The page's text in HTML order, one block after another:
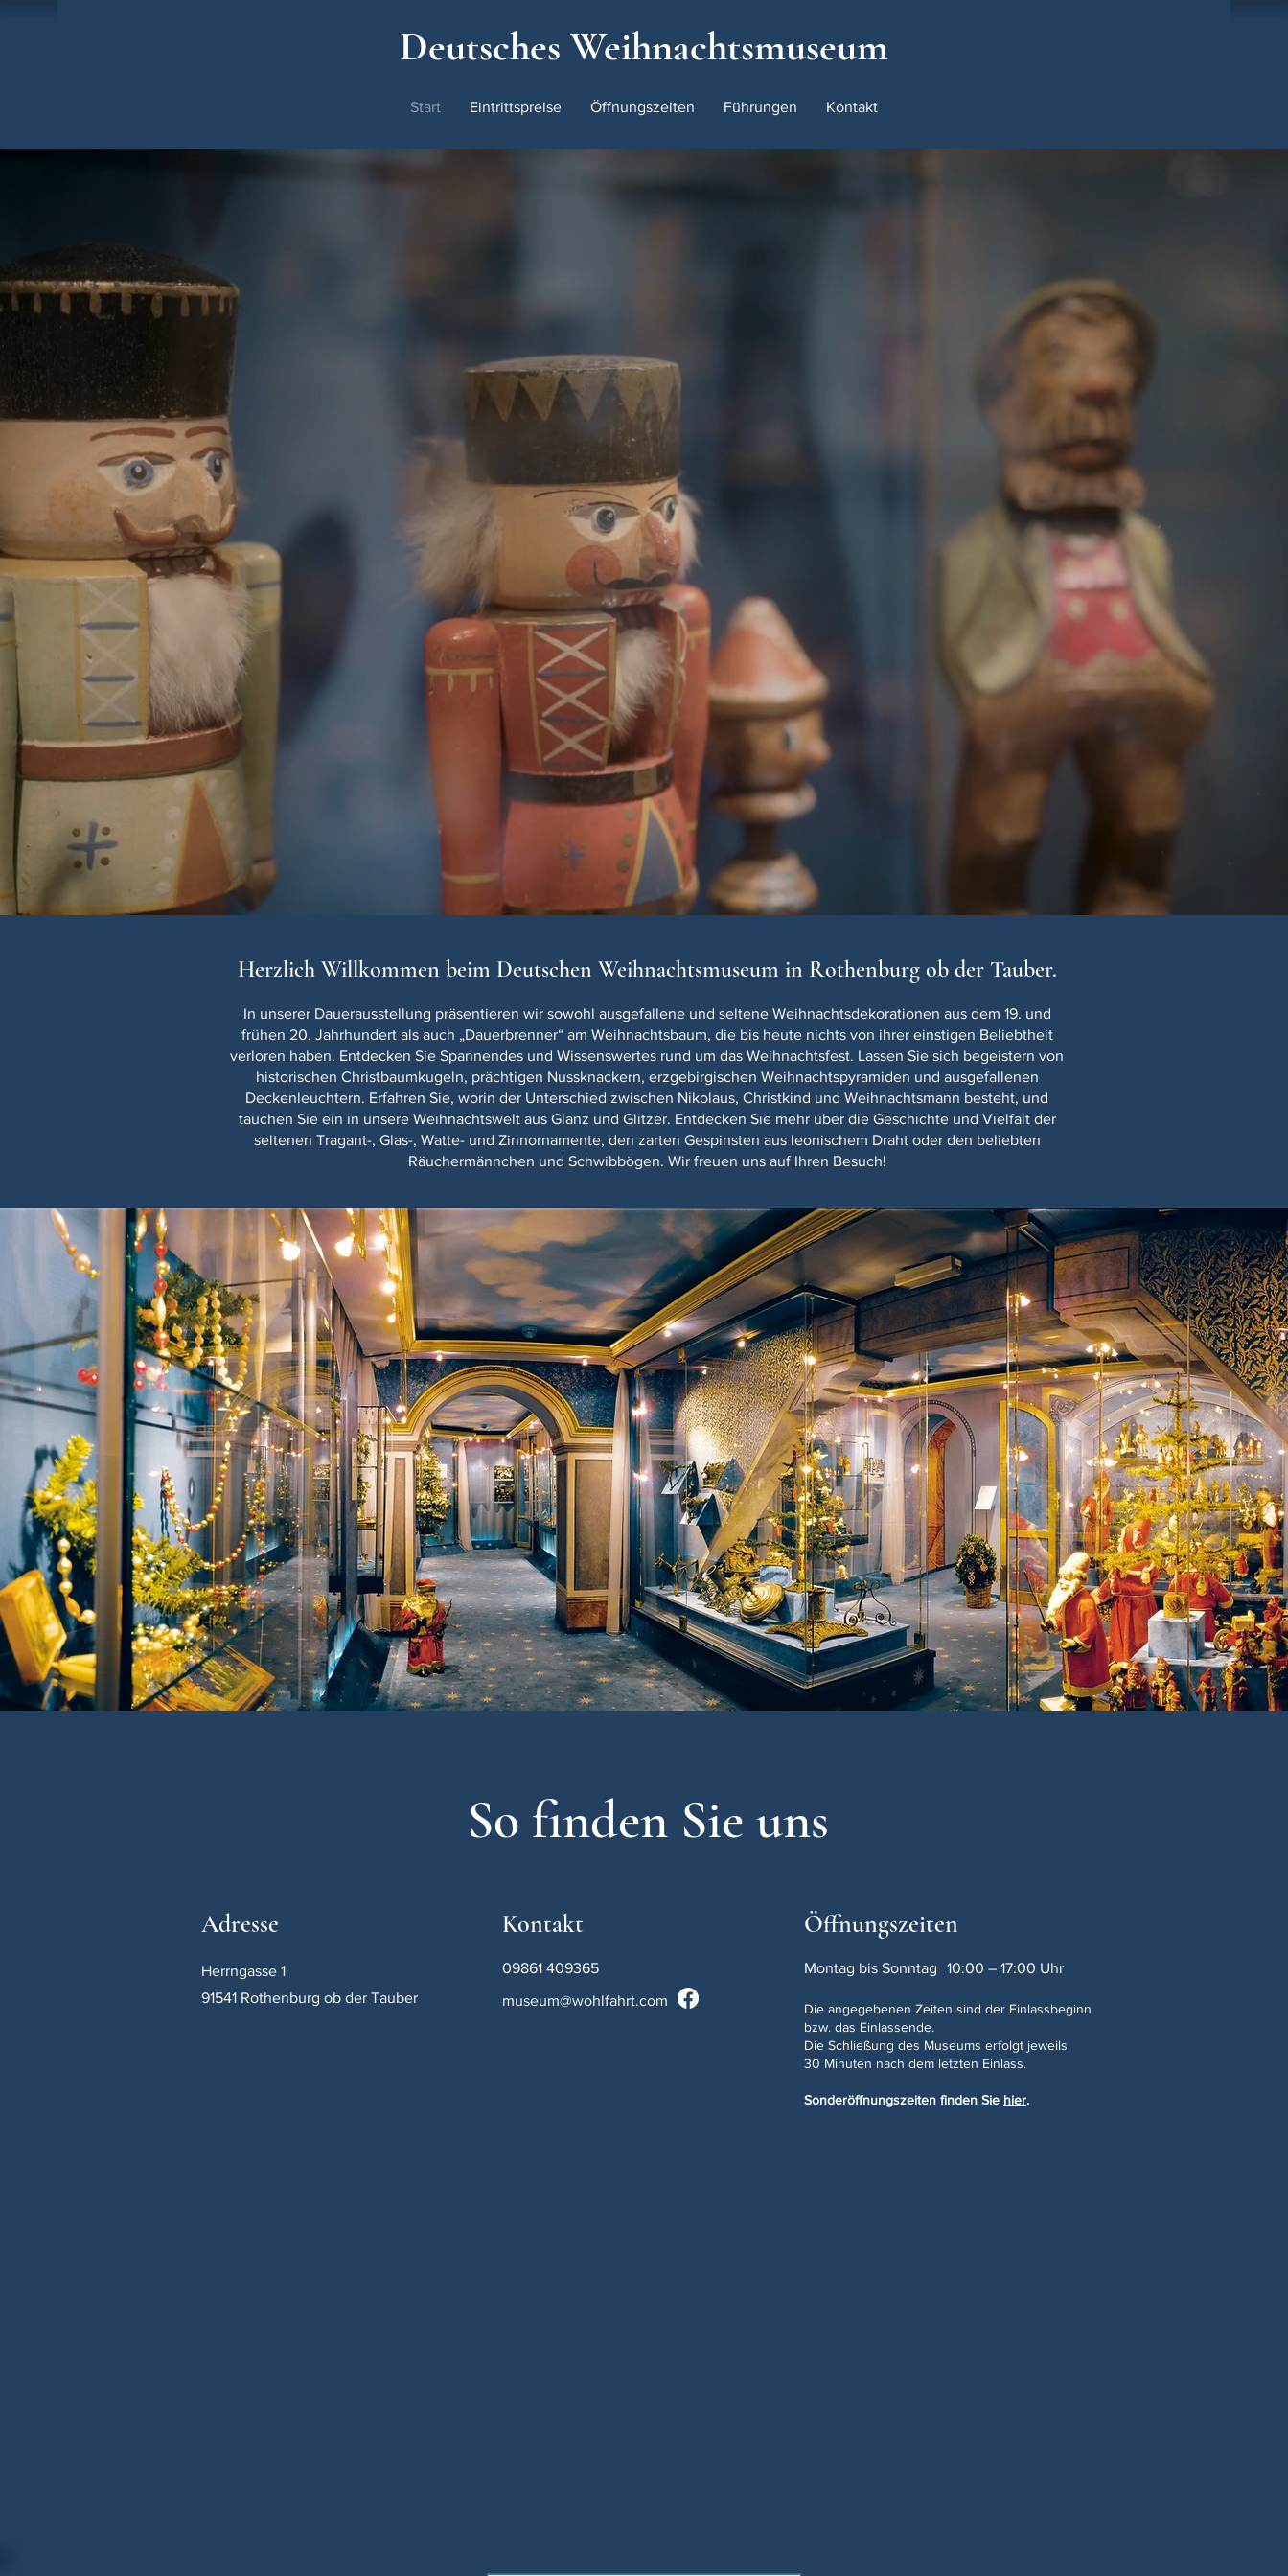
Deutsches Weihnachtsmuseum
Start Eintrittspreise Öffnungszeiten Führungen Kontakt
Herzlich Willkommen beim Deutschen Weihnachtsmuseum in Rothenburg ob der Tauber.
In unserer Dauerausstellung präsentieren wir sowohl ausgefallene und seltene Weihnachtsdekorationen aus dem 19. und
frühen 20. Jahrhundert als auch „Dauerbrenner“ am Weihnachtsbaum, die bis heute nichts von ihrer einstigen Beliebtheit
verloren haben. Entdecken Sie Spannendes und Wissenswertes rund um das Weihnachtsfest. Lassen Sie sich begeistern von
historischen Christbaumkugeln, prächtigen Nussknackern, erzgebirgischen Weihnachtspyramiden und ausgefallenen
Deckenleuchtern. Erfahren Sie, worin der Unterschied zwischen Nikolaus, Christkind und Weihnachtsmann besteht, und
tauchen Sie ein in unsere Weihnachtswelt aus Glanz und Glitzer. Entdecken Sie mehr über die Geschichte und Vielfalt der
seltenen Tragant-, Glas-, Watte- und Zinnornamente, den zarten Gespinsten aus leonischem Draht oder den beliebten
Räuchermännchen und Schwibbögen. Wir freuen uns auf Ihren Besuch!
So finden Sie uns
Adresse
Herrngasse 1
91541 Rothenburg ob der Tauber
Kontakt
09861 409365
museum@wohlfahrt.com
Öffnungszeiten
Montag bis Sonntag 10:00 – 17:00 Uhr
Die angegebenen Zeiten sind der Einlassbeginn
bzw. das Einlassende.
Die Schließung des Museums erfolgt jeweils
30 Minuten nach dem letzten Einlass.
Sonderöffnungszeiten finden Sie hier.